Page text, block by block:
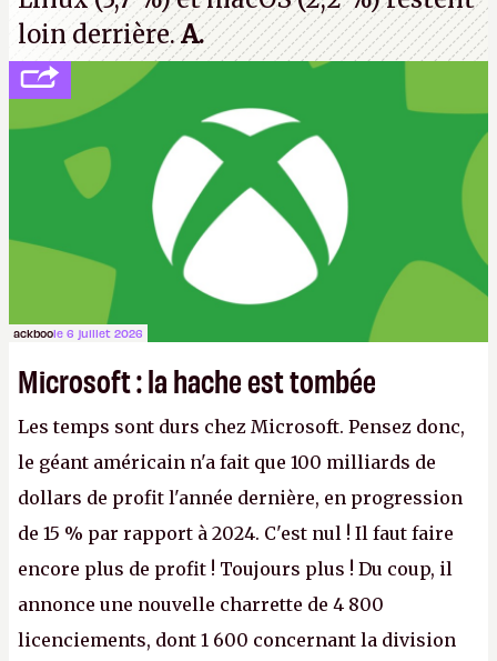
loin derrière.A.
ackboole 6 juillet 2026
Microsoft : la hache est tombée
Les temps sont durs chez Microsoft. Pensez donc,
le géant américain n'a fait que 100 milliards de
dollars de profit l'année dernière, en progression
de 15 % par rapport à 2024. C'est nul ! Il faut faire
encore plus de profit ! Toujours plus ! Du coup, il
annonce une nouvelle charrette de 4 800
licenciements, dont 1 600 concernant la division